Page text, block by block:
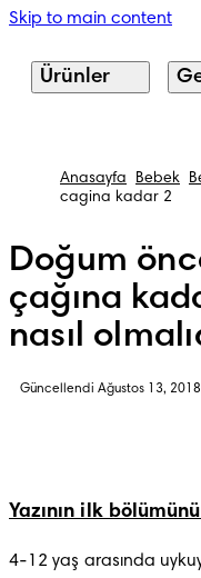
Skip to main content
Ürünler
Anasayfa Bebek
cagina kadar 2
Doğum
çağına
nasıl
Güncellendi Ağustos 13, 2018
Yazının ilk
4-12 yaş arasında